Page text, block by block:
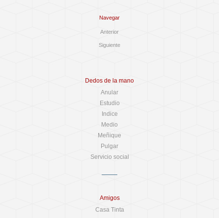
Navegar
Anterior
Siguiente
Dedos de la mano
Anular
Estudio
Indice
Medio
Meñique
Pulgar
Servicio social
Amigos
Casa Tinta